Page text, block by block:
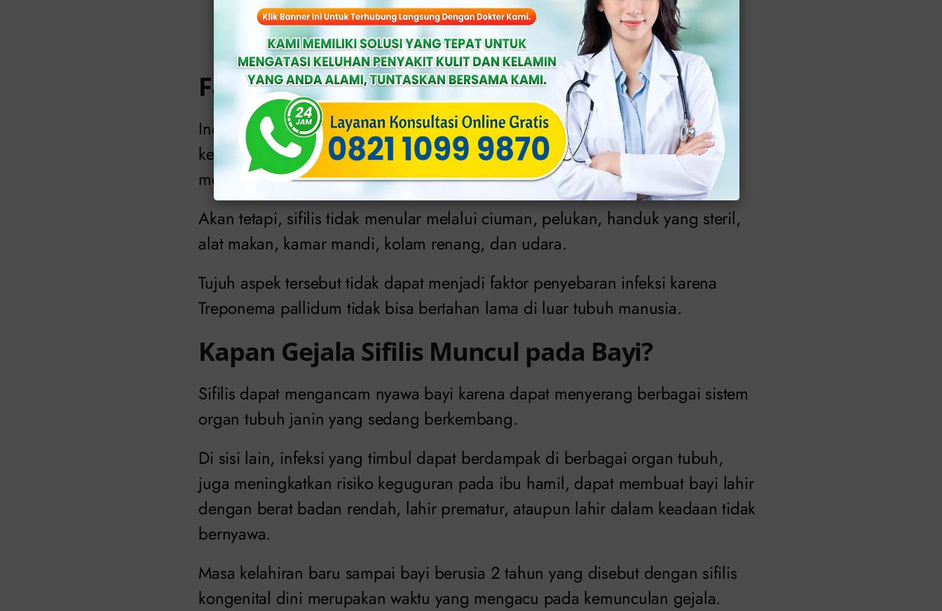
Buah Hati
Faktor Risiko Sifilis Kongenital
Individu yang sering berganti-ganti pasangan seksual, tidak memerhatikan
kebersihan organ genital, memakai jarum (suntik, akupuntur, tato) yang
mengandung bakteri sifilis memiliki risiko penularan yang tinggi.
Akan tetapi, sifilis tidak menular melalui ciuman, pelukan, handuk yang steril,
alat makan, kamar mandi, kolam renang, dan udara.
Tujuh aspek tersebut tidak dapat menjadi faktor penyebaran infeksi karena
Treponema pallidum tidak bisa bertahan lama di luar tubuh manusia.
Kapan Gejala Sifilis Muncul pada Bayi?
Sifilis dapat mengancam nyawa bayi karena dapat menyerang berbagai sistem
organ tubuh janin yang sedang berkembang.
Di sisi lain, infeksi yang timbul dapat berdampak di berbagai organ tubuh,
juga meningkatkan risiko keguguran pada ibu hamil, dapat membuat bayi lahir
dengan berat badan rendah, lahir prematur, ataupun lahir dalam keadaan tidak
bernyawa.
Masa kelahiran baru sampai bayi berusia 2 tahun yang disebut dengan sifilis
kongenital dini merupakan waktu yang mengacu pada kemunculan gejala.